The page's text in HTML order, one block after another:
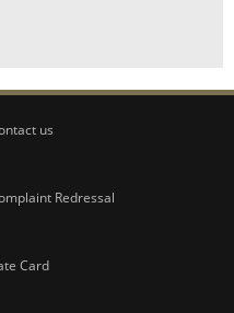
us
Redressal
Card